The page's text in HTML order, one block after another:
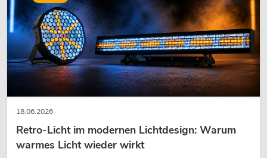
18.06.2026
Retro-Licht im modernen Lichtdesign: Warum
warmes Licht wieder wirkt